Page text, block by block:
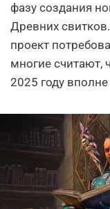
фазу создания
Древних
проект
многие считают,
2025 году вполне